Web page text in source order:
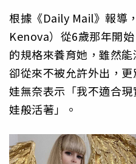
根據《Daily Mail》報導
Kenova）從6歲那年開始
的規格來養育她，雖然
卻從來不被允許外出，
娃無奈表示「我不適合
娃般活著」。